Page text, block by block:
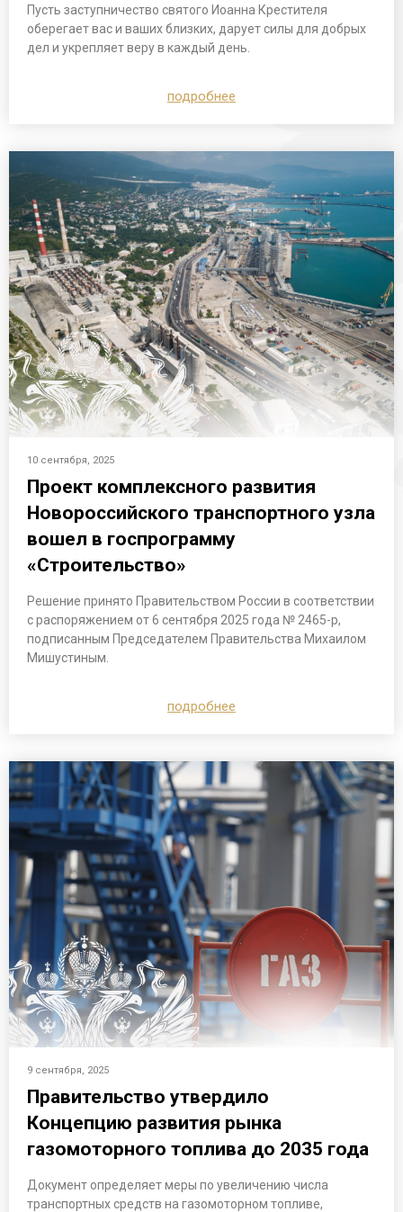
Пусть заступничество святого Иоанна Крестителя
оберегает вас и ваших близких, дарует силы для добрых
дел и укрепляет веру в каждый день.
подробнее
10 сентября, 2025
Проект комплексного развития
Новороссийского транспортного узла
вошел в госпрограмму
«Строительство»
Решение принято Правительством России в соответствии
с распоряжением от 6 сентября 2025 года № 2465-р,
подписанным Председателем Правительства Михаилом
Мишустиным.
подробнее
9 сентября, 2025
Правительство утвердило
Концепцию развития рынка
газомоторного топлива до 2035 года
Документ определяет меры по увеличению числа
транспортных средств на газомоторном топливе,